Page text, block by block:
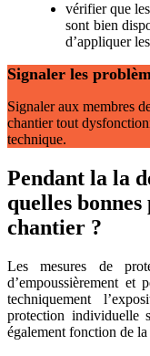
vérifier que
sont bien
d’appliquer
Signaler les
Signaler aux membres
chantier tout
technique.
Pendant la la
quelles
chantier ?
Les mesures de
d’empoussièrement et
techniquement
protection individuelle
également fonction de la